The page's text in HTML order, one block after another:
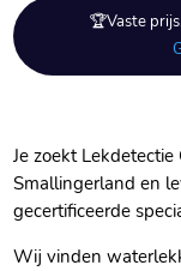
🏆Vaste
Je zoekt
Smallingerland en
gecertificeerde
Wij vinden